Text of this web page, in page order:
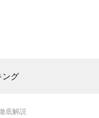
ング
底解説